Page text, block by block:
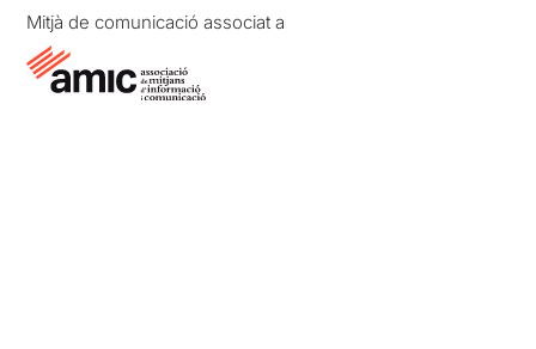
Mitjà de comunicació associat a